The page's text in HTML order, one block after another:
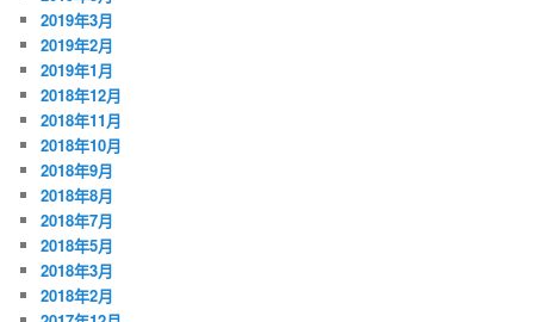
2019年3月
2019年2月
2019年1月
2018年12月
2018年11月
2018年10月
2018年9月
2018年8月
2018年7月
2018年5月
2018年3月
2018年2月